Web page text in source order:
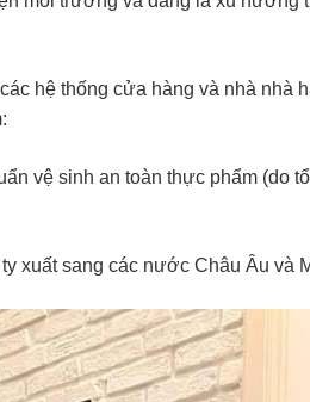
hệ thống cửa hàng và nhà nhà
vệ sinh an toàn thực phẩm (do
xuất sang các nước Châu Âu và